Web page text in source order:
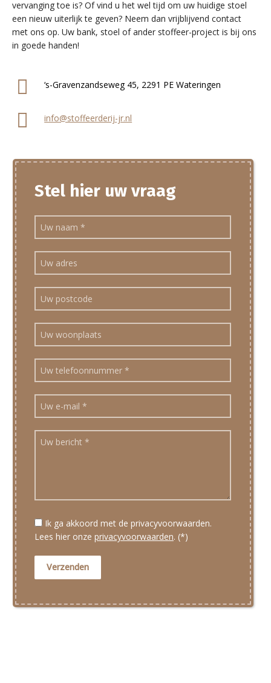
vervanging toe is? Of vind u het wel tijd om uw huidige stoel
een nieuw uiterlijk te geven? Neem dan vrijblijvend contact
met ons op. Uw bank, stoel of ander stoffeer-project is bij ons
in goede handen!
‘s-Gravenzandseweg 45, 2291 PE Wateringen
info@stoffeerderij-jr.nl
Stel hier uw vraag
Ik ga akkoord met de privacyvoorwaarden.
Lees hier onze privacyvoorwaarden. (*)